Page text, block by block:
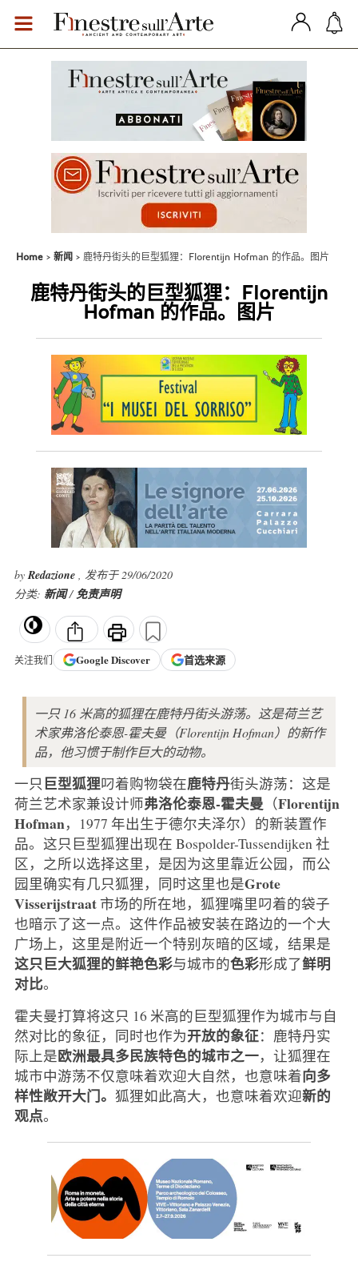
Home 新闻 鹿特丹街头的巨型狐狸：Florentijn Hofman 的作品。图片
鹿特丹街头的巨型狐狸：Florentijn
Hofman 的作品。图片
byRedazione , 发布于 29/06/2020
分类: 新闻/免责声明
关注我们 GoogleDiscover 首选来源
一只 16 米高的狐狸在鹿特丹街头游荡。这是荷兰艺
术家弗洛伦泰恩-霍夫曼（Florentijn Hofman）的新作
品，他习惯于制作巨大的动物。
一只 巨型狐狸叼着购物袋在鹿特丹街头游荡：这是
荷兰艺术家兼设计师弗洛伦泰恩-霍夫曼 （Florentijn
Hofman，1977 年出生于德尔夫泽尔）的新装置作
品。这只巨型狐狸出现在 Bospolder-Tussendijken 社
区，之所以选择这里，是因为这里靠近公园，而公
园里确实有几只狐狸，同时这里也是Grote
Visserijstraat市场的所在地，狐狸嘴里叼着的袋子
也暗示了这一点。这件作品被安装在路边的一个大
广场上，这里是附近一个特别灰暗的区域，结果是
这只巨大狐狸的鲜艳色彩与城市的色彩形成了鲜明
对比。
霍夫曼打算将这只 16 米高的巨型狐狸作为城市与自
然对比的象征，同时也作为开放的象征：鹿特丹实
际上是欧洲最具多民族特色的城市之一，让狐狸在
城市中游荡不仅意味着欢迎大自然，也意味着向多
样性敞开大门。 狐狸如此高大，也意味着欢迎新的
观点。